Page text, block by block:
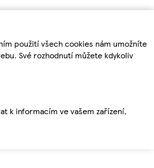
použití všech cookies nám umožníte
Své rozhodnutí můžete kdykoliv
k informacím ve vašem zařízení,